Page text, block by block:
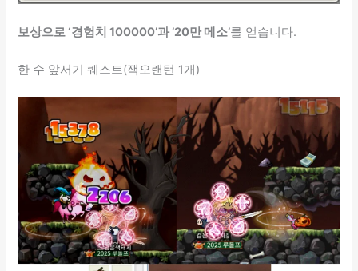
보상으로 ‘경험치 100000’과 ’20만 메소’를 얻습니다.
한 수 앞서기 퀘스트(잭오랜턴 1개)